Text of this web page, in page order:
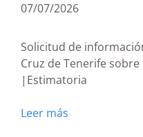
07/07/2026
Solicitud de
Cruz de Tenerife
|Estimatoria
Leer más